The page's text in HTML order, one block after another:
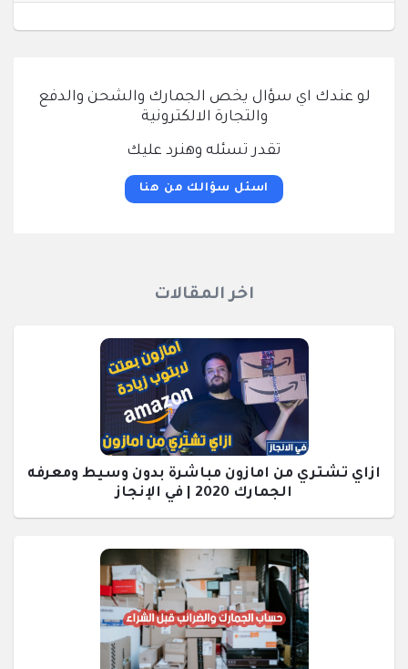
لو عندك اي سؤال يخص الجمارك والشحن والدفع
والتجارة الالكترونية
تقدر تسئله وهنرد عليك
اسئل سؤالك من هنا
اخر المقالات
ازاي تشتري من امازون مباشرة بدون وسيط ومعرفه
الجمارك 2020 | في الإنجاز